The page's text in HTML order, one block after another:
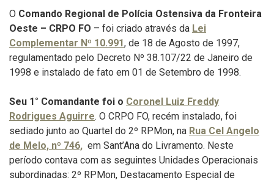
O Comando Regional de Polícia Ostensiva da Fronteira
Oeste – CRPO FO – foi criado através da Lei
Complementar Nº 10.991, de 18 de Agosto de 1997,
regulamentado pelo Decreto Nº 38.107/22 de Janeiro de
1998 e instalado de fato em 01 de Setembro de 1998.
Seu 1° Comandante foi o Coronel Luiz Freddy
Rodrigues Aguirre. O CRPO FO, recém instalado, foi
sediado junto ao Quartel do 2º RPMon, na Rua Cel Angelo
de Melo, nº 746, em Sant’Ana do Livramento. Neste
período contava com as seguintes Unidades Operacionais
subordinadas: 2º RPMon, Destacamento Especial de